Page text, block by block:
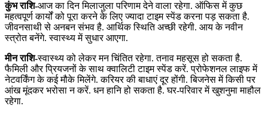
कुंभ राशि-आज का दिन मिलाजुला परिणाम देने वाला रहेगा. ऑफिस में कुछ
महत्वपूर्ण कार्यों को पूरा करने के लिए ज्यादा टाइम स्पेंड करना पड़ सकता है.
जीवनसाथी से अनबन संभव है. आर्थिक स्थिति अच्छी रहेगी. आय के नवीन
स्त्रोत बनेंगे. स्वास्थ्य में सुधार आएगा.
मीन राशि-स्वास्थ्य को लेकर मन चिंतित रहेगा. तनाव महसूस हो सकता है.
फैमिली और प्रियजनों के साथ क्वालिटी टाइम स्पेंड करें. प्रोफेशनल लाइफ में
नेटवर्किंग के कई मौके मिलेंगे. करियर की बाधाएं दूर होंगी. बिजनेस में किसी पर
आंख मूंदकर भरोसा न करें. धन हानि हो सकता है. घर-परिवार में खुशनुमा माहौल
रहेगा.